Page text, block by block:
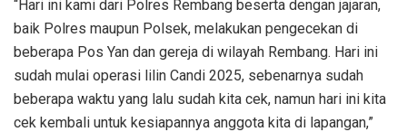
“Hari ini kami dari Polres Rembang beserta dengan jajaran,
baik Polres maupun Polsek, melakukan pengecekan di
beberapa Pos Yan dan gereja di wilayah Rembang. Hari ini
sudah mulai operasi lilin Candi 2025, sebenarnya sudah
beberapa waktu yang lalu sudah kita cek, namun hari ini kita
cek kembali untuk kesiapannya anggota kita di lapangan,”